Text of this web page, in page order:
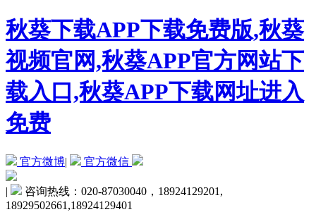
秋葵下载APP下载免费版,秋葵
视频官网,秋葵APP官方网站下
载入口,秋葵APP下载网址进入
免费
官方微博| 官方微信
|
咨询热线：020-87030040，18924129201,
18929502661,18924129401